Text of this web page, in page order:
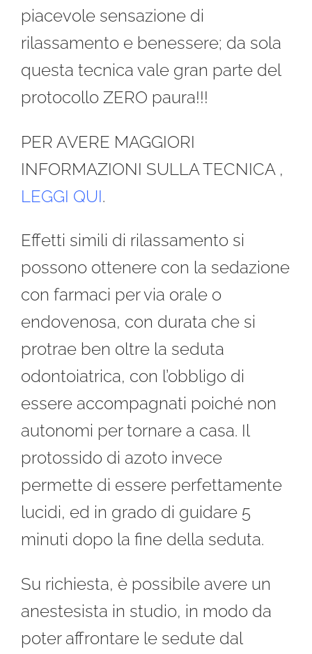
piacevole sensazione di
rilassamento e benessere; da sola
questa tecnica vale gran parte del
protocollo ZERO paura!!!
PER AVERE MAGGIORI
INFORMAZIONI SULLA TECNICA ,
LEGGI QUI.
Effetti simili di rilassamento si
possono ottenere con la sedazione
con farmaci per via orale o
endovenosa, con durata che si
protrae ben oltre la seduta
odontoiatrica, con l’obbligo di
essere accompagnati poiché non
autonomi per tornare a casa. Il
protossido di azoto invece
permette di essere perfettamente
lucidi, ed in grado di guidare 5
minuti dopo la fine della seduta.
Su richiesta, è possibile avere un
anestesista in studio, in modo da
poter affrontare le sedute dal